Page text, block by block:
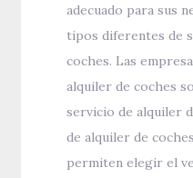
adecuado para sus
tipos diferentes de
coches. Las
alquiler de coches
servicio de alquiler
de alquiler de
permiten elegir el